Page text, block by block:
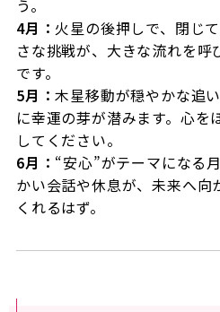
う。
4月： 火星の後押しで、閉じ
さな挑戦が、大きな流れを呼
です。
5月：木星移動が穏やかな追
に幸運の芽が潜みます。心を
してください。
6月： “安心”がテーマになる
かい会話や休息が、未来へ向
くれるはず。